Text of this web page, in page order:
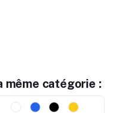
même catégorie :
Nouveau